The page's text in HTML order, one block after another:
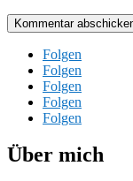
Kommentar
Folgen
Folgen
Folgen
Folgen
Folgen
Über mich